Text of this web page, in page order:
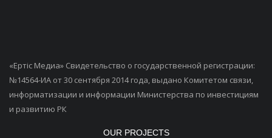
«Ертiс Медиа» Свидетельство о государственной регистрации:
№14564-ИА от 30 сентября 2014 года, выдано Комитетом связи,
информатизации и информации Министерства по инвестициям
и развитию РК
OUR PROJECTS